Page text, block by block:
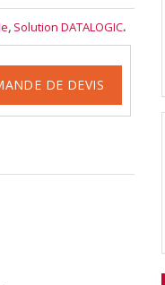
, Solution DATALOGIC.
DE DEVIS